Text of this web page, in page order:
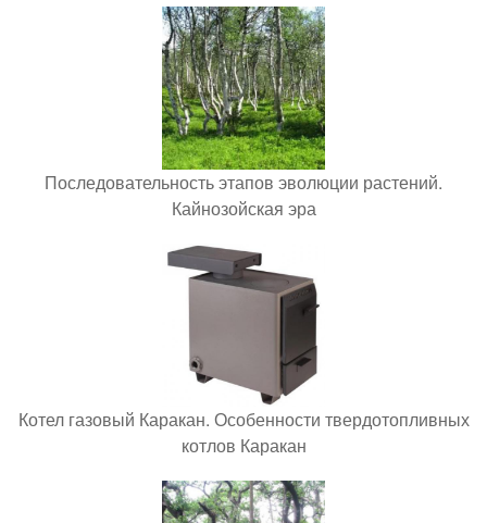
Последовательность этапов эволюции растений.
Кайнозойская эра
Котел газовый Каракан. Особенности твердотопливных
котлов Каракан